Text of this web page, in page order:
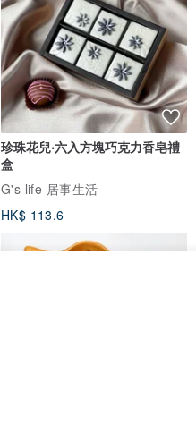
珍珠花兒‧六入方塊巧克力香皂禮
盒
G's life 居事生活
HK$ 113.6